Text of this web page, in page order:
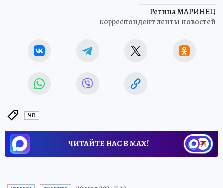
Регина МАРИНЕЦ
корреспондент ленты новостей
ЧП
ЧИТАЙТЕ НАС В МАХ!